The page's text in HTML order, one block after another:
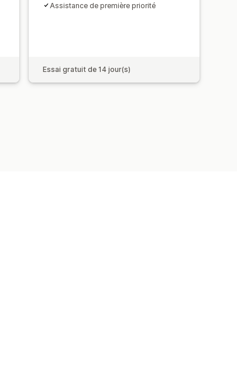
Assistance de première priorité
Essai gratuit de 14 jour(s)